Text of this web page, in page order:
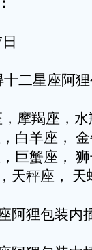
二星座阿
摩羯座，水
白羊座，
巨蟹座，
天秤座， 天
阿狸包装内